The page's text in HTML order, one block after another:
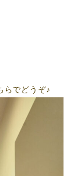
らでどうぞ♪